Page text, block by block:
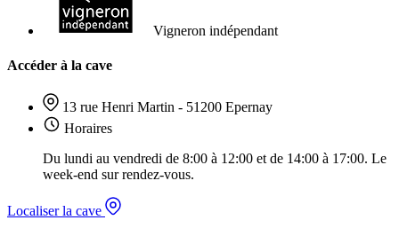
Vigneron indépendant
Accéder à la cave
13 rue Henri Martin - 51200 Epernay
Horaires
Du lundi au vendredi de 8:00 à 12:00 et de 14:00 à 17:00. Le
week-end sur rendez-vous.
Localiser la cave